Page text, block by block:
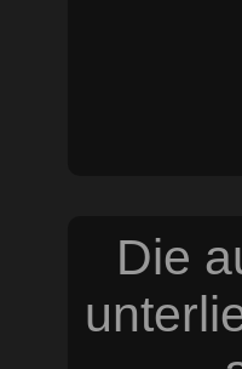
Die